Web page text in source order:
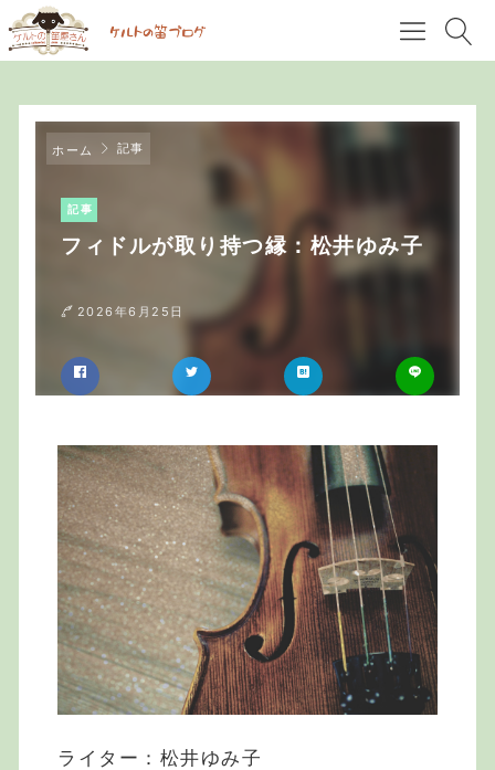
ホーム 記事
記事
フィドルが取り持つ縁：松井ゆみ子
2026年6月25日
ライター：松井ゆみ子